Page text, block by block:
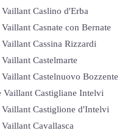
Caslino d'Erba
Casnate con Bernate
Cassina Rizzardi
Castelmarte
Castelnuovo Bozzente
Vaillant Castigliane Intelvi
Vaillant Castiglione d'Intelvi
Cavallasca